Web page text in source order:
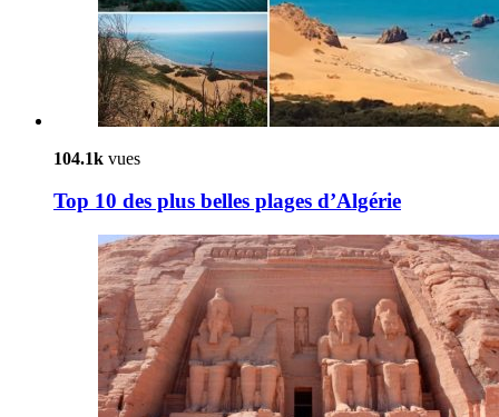
104.1k vues
Top 10 des plus belles plages d’Algérie